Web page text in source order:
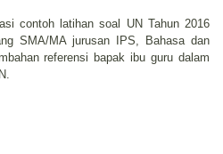
contoh latihan soal UN Tahun 2016
SMA/MA jurusan IPS, Bahasa dan
referensi bapak ibu guru dalam